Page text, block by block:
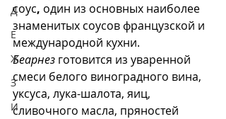
Д
Е
Ж
З
И
соус, один из основных наиболее
знаменитых соусов французской и
международной кухни.
Беарнез готовится из уваренной
смеси белого виноградного вина,
уксуса, лука-шалота, яиц,
сливочного масла, пряностей